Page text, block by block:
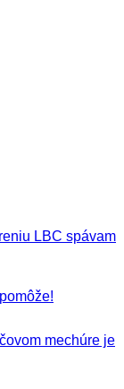
LBC spávam
mechúre je